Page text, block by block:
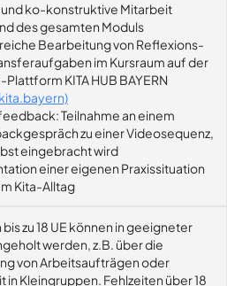
ko-konstruktive Mitarbeit
des gesamten Moduls
Bearbeitung von Reflexions-
im Kursraum auf der
Plattform KITA HUB BAYERN
Teilnahme an einem
zu einer Videosequenz,
eingebracht wird
einer eigenen Praxissituation
Kita-Alltag
zu 18 UE können in geeigneter
werden, z.B. über die
von Arbeitsaufträgen oder
in Kleingruppen. Fehlzeiten über 18